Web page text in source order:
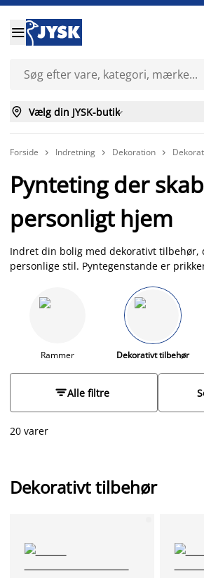

 Vælg din JYSK-butik
Forside  Indretning  Dekoration 
Pynteting der
personligt hjem
Indret din bolig med dekorativt tilbehør,
personlige stil. Pyntegenstande er
fylder, men det visuelle udtryk, som har
JYSK har vi et stort udvalg af forskellige
Lige fra dekorationsbakker, til
Gå på opdagelse i vores sortiment, og
udsmykning til din boligstil.
Rammer Dekorativt tilbehør
Alle filtre
20 varer
Dekorativt tilbehør